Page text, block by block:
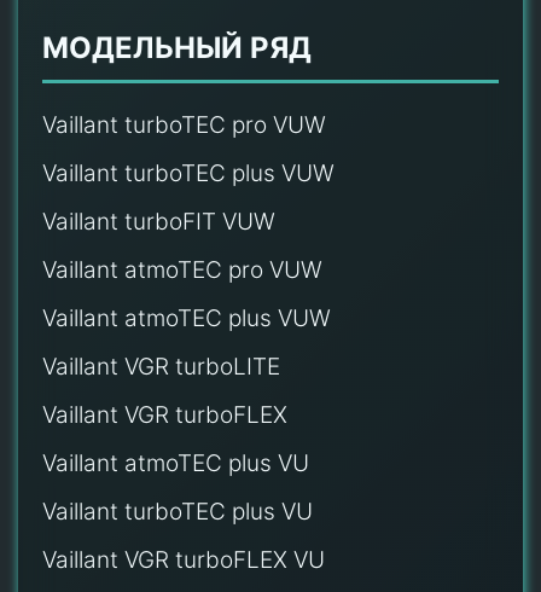
МОДЕЛЬНЫЙ РЯД
Vaillant turboTEC pro VUW
Vaillant turboTEC plus VUW
Vaillant turboFIT VUW
Vaillant atmoTEC pro VUW
Vaillant atmoTEC plus VUW
Vaillant VGR turboLITE
Vaillant VGR turboFLEX
Vaillant atmoTEC plus VU
Vaillant turboTEC plus VU
Vaillant VGR turboFLEX VU